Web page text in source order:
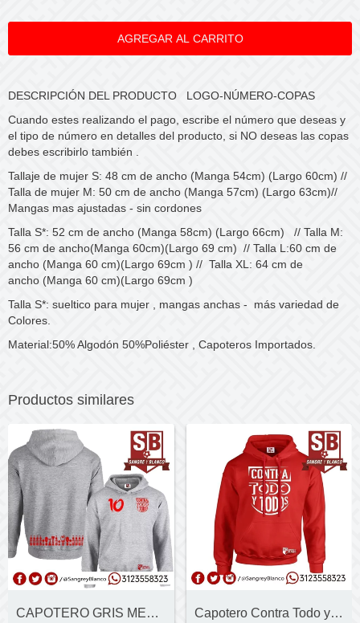
DESCRIPCIÓN DEL PRODUCTO LOGO-NÚMERO-COPAS
Cuando estes realizando el pago, escribe el número que deseas y
el tipo de número en detalles del producto, si NO deseas las copas
debes escribirlo también .
Tallaje de mujer S: 48 cm de ancho (Manga 54cm) (Largo 60cm) //
Talla de mujer M: 50 cm de ancho (Manga 57cm) (Largo 63cm)//
Mangas mas ajustadas - sin cordones
Talla S*: 52 cm de ancho (Manga 58cm) (Largo 66cm) // Talla M:
56 cm de ancho(Manga 60cm)(Largo 69 cm) // Talla L:60 cm de
ancho (Manga 60 cm)(Largo 69cm ) // Talla XL: 64 cm de
ancho (Manga 60 cm)(Largo 69cm )
Talla S*: sueltico para mujer , mangas anchas - más variedad de
Colores.
Material:50% Algodón 50%Poliéster , Capoteros Importados.
Productos similares
CAPOTERO GRIS MEDIO PERSONALIZADO Capotero Contra Todo y Todos